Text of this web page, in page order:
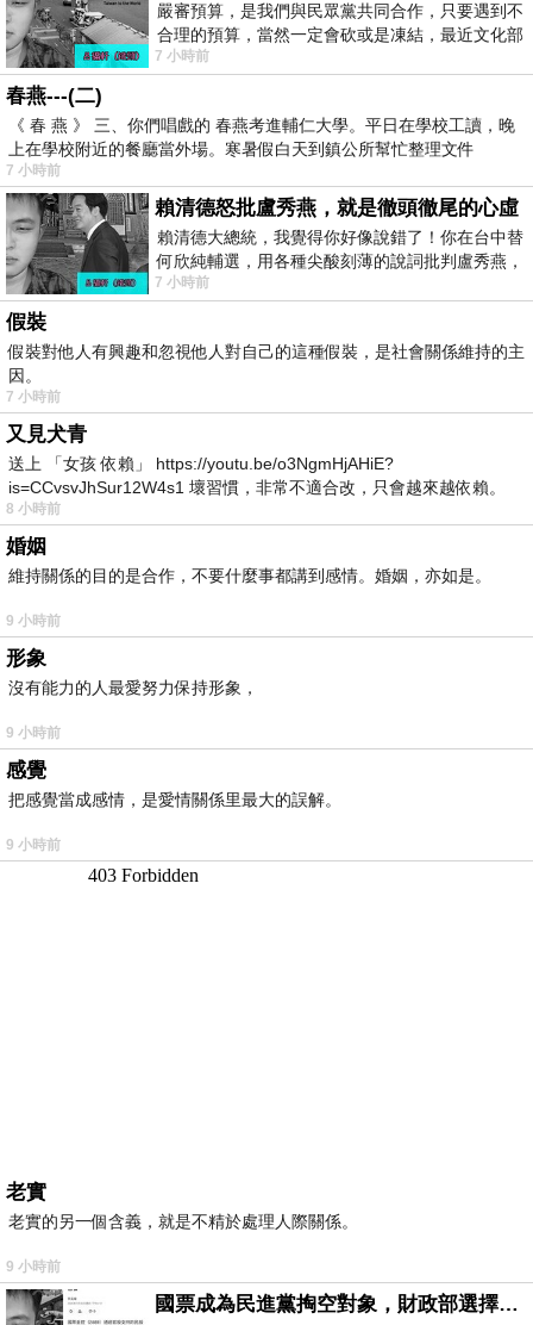
嚴審預算，是我們與民眾黨共同合作，只要遇到不
合理的預算，當然一定會砍或是凍結，最近文化部
要編列公視和Taiwan plus預算，在110年
7 小時前
春燕---(二)
《 春 燕 》 三、你們唱戲的 春燕考進輔仁大學。平日在學校工讀，晚
上在學校附近的餐廳當外場。寒暑假白天到鎮公所幫忙整理文件
7 小時前
賴清德怒批盧秀燕，就是徹頭徹尾的心虛
賴清德大總統，我覺得你好像說錯了！你在台中替
何欣純輔選，用各種尖酸刻薄的說詞批判盧秀燕，
罵她施政滿意度輸給陳其邁，甚至還說盧
7 小時前
假裝
假裝對他人有興趣和忽視他人對自己的這種假裝，是社會關係維持的主
因。
7 小時前
又見犬青
送上 「女孩 依賴」 https://youtu.be/o3NgmHjAHiE?
is=CCvsvJhSur12W4s1 壞習慣，非常不適合改，只會越來越依賴。
我害怕的
8 小時前
婚姻
維持關係的目的是合作，不要什麼事都講到感情。婚姻，亦如是。
9 小時前
形象
沒有能力的人最愛努力保持形象，
9 小時前
感覺
把感覺當成感情，是愛情關係里最大的誤解。
9 小時前
老實
老實的另一個含義，就是不精於處理人際關係。
9 小時前
國票成為民進黨掏空對象，財政部選擇性失憶